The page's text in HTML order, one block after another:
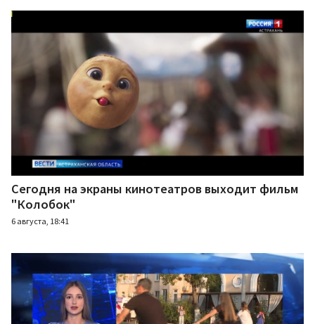
Сегодня на экраны кинотеатров выходит фильм
"Колобок"
6 августа, 18:41